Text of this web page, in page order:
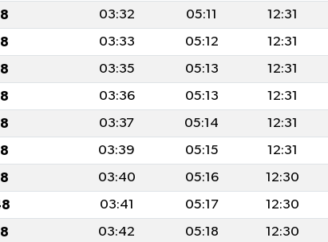
03:32 05:11 12:31
03:33 05:12 12:31
03:35 05:13 12:31
03:36 05:13 12:31
03:37 05:14 12:31
03:39 05:15 12:31
03:40 05:16 12:30
03:41 05:17 12:30
03:42 05:18 12:30